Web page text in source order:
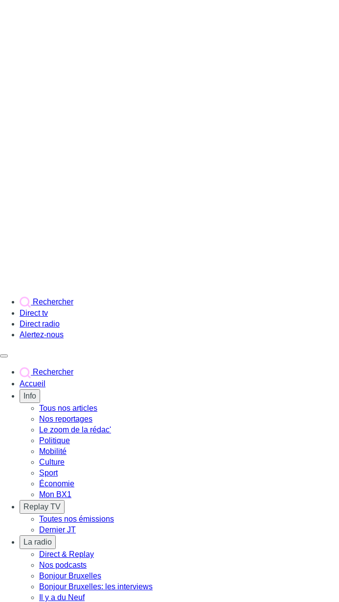
Rechercher
Direct tv
Direct radio
Alertez-nous
Rechercher
Accueil
Info
Tous nos articles
Nos reportages
Le zoom de la rédac'
Politique
Mobilité
Culture
Sport
Économie
Mon BX1
Replay TV
Toutes nos émissions
Dernier JT
La radio
Direct & Replay
Nos podcasts
Bonjour Bruxelles
Bonjour Bruxelles: les interviews
Il y a du Neuf